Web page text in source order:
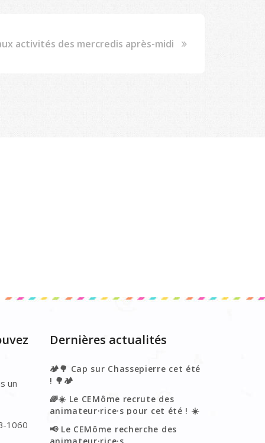
activités des mercredis après-midi
un
1060
Dernières actualités
🏕️🌳 Cap sur Chassepierre cet été
! 🌳🏕️
🌈☀️ Le CEMôme recrute des
animateur·rice·s pour cet été ! ☀️
📢 Le CEMôme recherche des